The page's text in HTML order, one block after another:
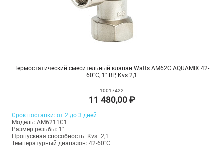
Термостатический смесительный клапан Watts AM62C AQUAMIX 42-
60°C, 1" ВР, Kvs 2,1
10017422
11 480,00 ₽
Срок поставки: от 2 до 3 дней
Модель: AM6211C1
Размер резьбы: 1"
Пропускная способность: Kvs=2,1
Температурный диапазон: 42-60°С